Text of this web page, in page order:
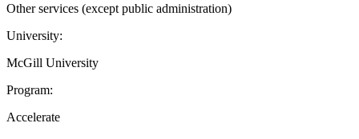
Other services (except public administration)
University:
McGill University
Program:
Accelerate